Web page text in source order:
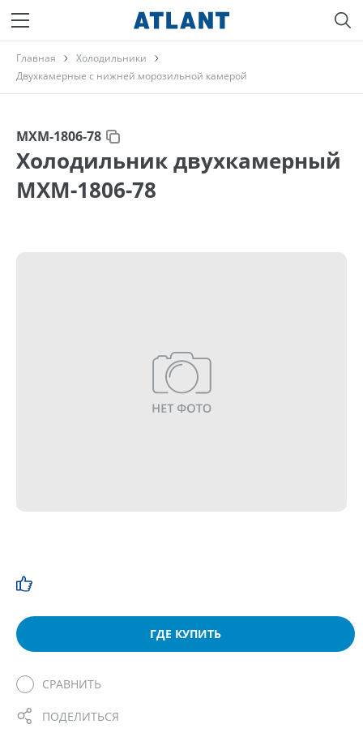
Главная
Холодильники
Двухкамерные с нижней морозильной камерой
МХМ-1806-78
Холодильник двухкамерный
МХМ-1806-78
ГДЕ КУПИТЬ
СРАВНИТЬ
ПОДЕЛИТЬСЯ